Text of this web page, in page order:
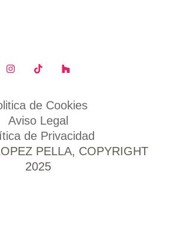
PELLA, COPYRIGHT
2025
de Cookies
Aviso Legal
de Privacidad